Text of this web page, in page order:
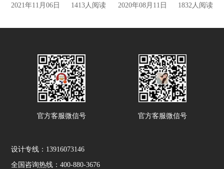
2021年11月06日 1413人阅读 2020年08月11日 1832人阅读
官方客服微信号 官方客服微信号
设计专线：13916073146
全国咨询热线：400-880-3676